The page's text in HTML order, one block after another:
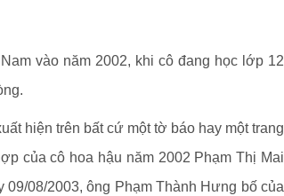
vào năm 2002, khi cô đang học lớp 12
hiện trên bất cứ một tờ báo hay một trang
của cô hoa hậu năm 2002 Phạm Thị Mai
08/2003, ông Phạm Thành Hưng bố của